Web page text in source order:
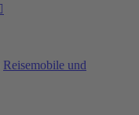
Reisemobile und